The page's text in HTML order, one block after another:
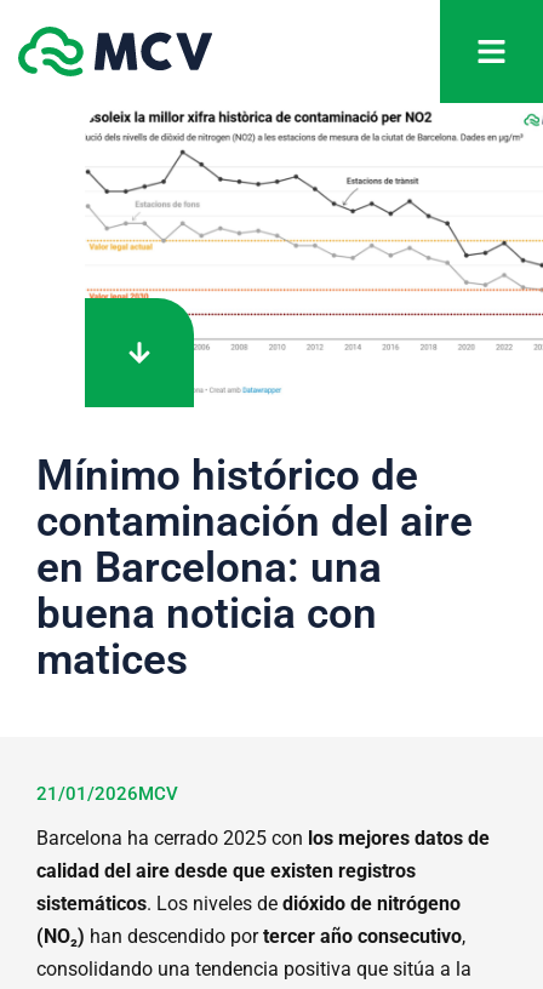
Mínimo histórico de
contaminación del aire
en Barcelona: una
buena noticia con
matices
21/01/2026MCV
Barcelona ha cerrado 2025 con los mejores datos de
calidad del aire desde que existen registros
sistemáticos. Los niveles de dióxido de nitrógeno
(NO₂) han descendido portercer año consecutivo,
consolidando una tendencia positiva que sitúa a la